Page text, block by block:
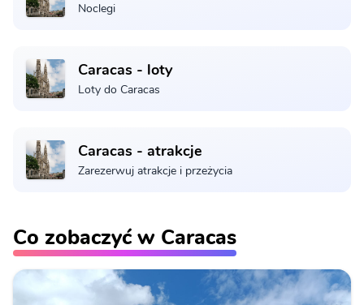
Noclegi
Caracas - loty
Loty do Caracas
Caracas - atrakcje
Zarezerwuj atrakcje i przeżycia
Co zobaczyć w Caracas